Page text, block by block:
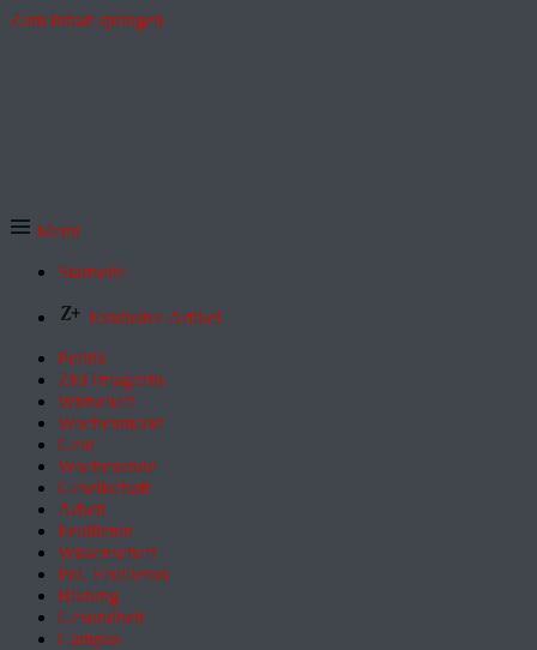
Zum Inhalt springen
Menü
Startseite
Exklusive Artikel
Politik
ZEITmagazin
Wirtschaft
Wochenmarkt
Geld
Wochenende
Gesellschaft
Arbeit
Feuilleton
Wissenschaft
Pol. Feuilleton
Bildung
Gesundheit
Campus